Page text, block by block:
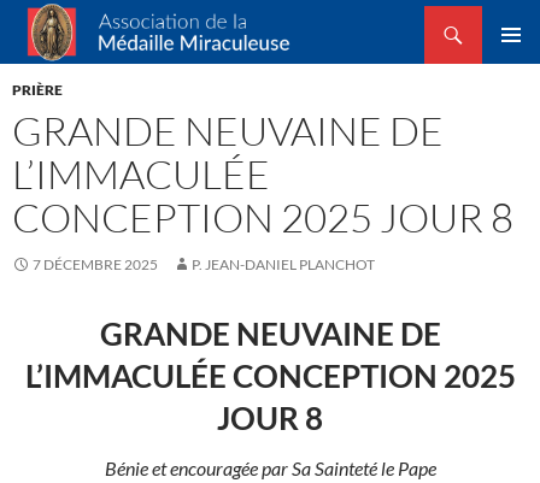
Association de la Médaille Miraculeuse
Recherche
ALLER
PRIÈRE
GRANDE NEUVAINE DE
L’IMMACULÉE
CONCEPTION 2025 JOUR 8
7 DÉCEMBRE 2025 P. JEAN-DANIEL PLANCHOT
GRANDE NEUVAINE DE
L’IMMACULÉE CONCEPTION 2025
JOUR 8
Bénie et encouragée par Sa Sainteté le Pape